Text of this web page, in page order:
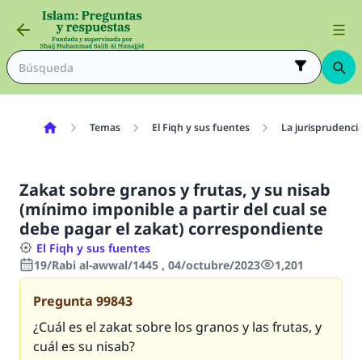
Temas El Fiqh y sus fuentes La
Zakat sobre granos y frutas, y su nisab
(mínimo imponible a partir del cual se
debe pagar el zakat) correspondiente
El Fiqh y sus fuentes
19/Rabi al-awwal/1445 , 04/octubre/2023
1,201
Pregunta 99843
¿Cuál es el zakatsobre los granos y las frutas, y
cuál es su nisab?